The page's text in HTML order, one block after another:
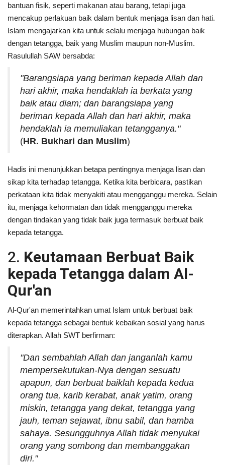
bantuan fisik, seperti makanan atau barang, tetapi juga
mencakup perlakuan baik dalam bentuk menjaga lisan dan hati.
Islam mengajarkan kita untuk selalu menjaga hubungan baik
dengan tetangga, baik yang Muslim maupun non-Muslim.
Rasulullah SAW bersabda:
"Barangsiapa yang beriman kepada Allah dan
hari akhir, maka hendaklah ia berkata yang
baik atau diam; dan barangsiapa yang
beriman kepada Allah dan hari akhir, maka
hendaklah ia memuliakan tetangganya."
(HR. Bukhari dan Muslim)
Hadis ini menunjukkan betapa pentingnya menjaga lisan dan
sikap kita terhadap tetangga. Ketika kita berbicara, pastikan
perkataan kita tidak menyakiti atau mengganggu mereka. Selain
itu, menjaga kehormatan dan tidak mengganggu mereka
dengan tindakan yang tidak baik juga termasuk berbuat baik
kepada tetangga.
2. Keutamaan Berbuat Baik
kepada Tetangga dalam Al-
Qur'an
Al-Qur'an memerintahkan umat Islam untuk berbuat baik
kepada tetangga sebagai bentuk kebaikan sosial yang harus
diterapkan. Allah SWT berfirman:
"Dan sembahlah Allah dan janganlah kamu
mempersekutukan-Nya dengan sesuatu
apapun, dan berbuat baiklah kepada kedua
orang tua, karib kerabat, anak yatim, orang
miskin, tetangga yang dekat, tetangga yang
jauh, teman sejawat, ibnu sabil, dan hamba
sahaya. Sesungguhnya Allah tidak menyukai
orang yang sombong dan membanggakan
diri."